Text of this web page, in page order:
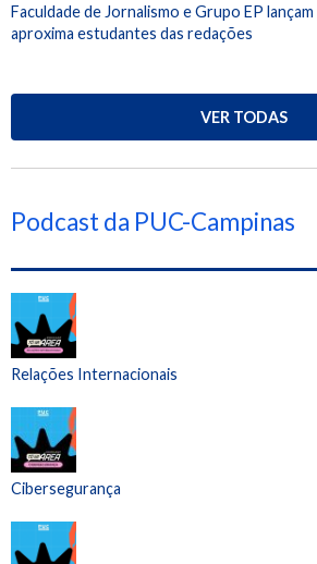
Faculdade de Jornalismo e Grupo EP
aproxima estudantes das redações
VER TODAS
Podcast da PUC-Campinas
Relações Internacionais
Cibersegurança